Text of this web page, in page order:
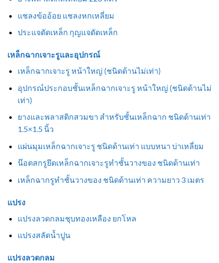
แชลงข้ออ้อย แชลงหกเหลี่ยม
ประแจดัดเหล็ก กุญแจดัดเหล็ก
เหล็กฉากเจาะรูและอุปกรณ์
เหล็กฉากเจาะรู หน้าใหญ่ (ชนิดด้านไม่เท่า)
อุปกรณ์ประกอบชั้นเหล็กฉากเจาะรู หน้าใหญ่ (ชนิดด้านไม่
เท่า)
ยางและพลาสติกสวมขา สำหรับชั้นเหล็กฉาก ชนิดด้านเท่า
1.5×1.5 นิ้ว
แผ่นมุมเหล็กฉากเจาะรู ชนิดด้านเท่า แบบหนา บ่าเหลี่ยม
น๊อตสกรูยึดเหล็กฉากเจาะรูทำชั้นวางของ ชนิดด้านเท่า
เหล็กฉากรูทำชั้นวางของ ชนิดด้านเท่า ความยาว 3 เมตร
แปรง
แปรงลวดกลมชุบทองเหลือง ยกโหล
แปรงสลัดน้ำปูน
แปรงลวดกลม